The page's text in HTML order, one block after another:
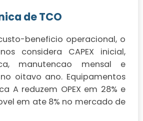
de TCO
beneficio operacional, o
considera CAPEX inicial,
manutencao mensal e
oitavo ano. Equipamentos
A reduzem OPEX em 28% e
em ate 8% no mercado de